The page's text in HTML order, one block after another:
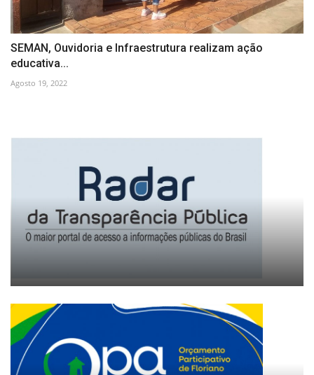
SEMAN, Ouvidoria e Infraestrutura realizam ação
educativa...
Agosto 19, 2022